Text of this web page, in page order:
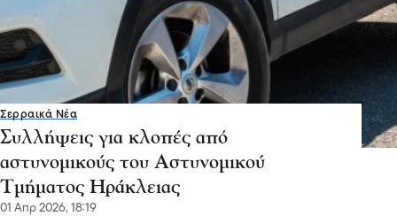
Σερραικά Νέα
Συλλήψεις για κλοπές από
αστυνομικούς του Αστυνομικού
Τμήματος Ηράκλειας
01 Απρ 2026, 18:19